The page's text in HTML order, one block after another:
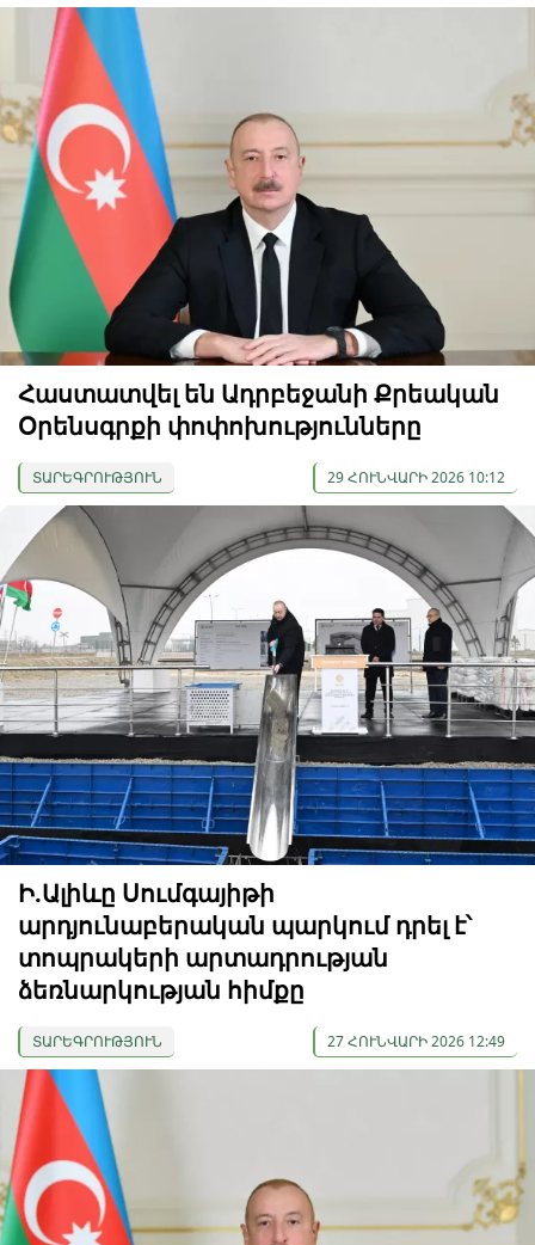
Հաստատվել են Ադրբեջանի Քրեական
Օրենսգրքի փոփոխությունները
ՏԱՐԵԳՐՈՒԹՅՈՒՆ 29 ՀՈՒՆՎԱՐԻ 2026 10:12
Ի.Ալիևը Սումգայիթի
արդյունաբերական պարկում դրել է՝
տոպրակերի արտադրության
ձեռնարկության հիմքը
ՏԱՐԵԳՐՈՒԹՅՈՒՆ 27 ՀՈՒՆՎԱՐԻ 2026 12:49